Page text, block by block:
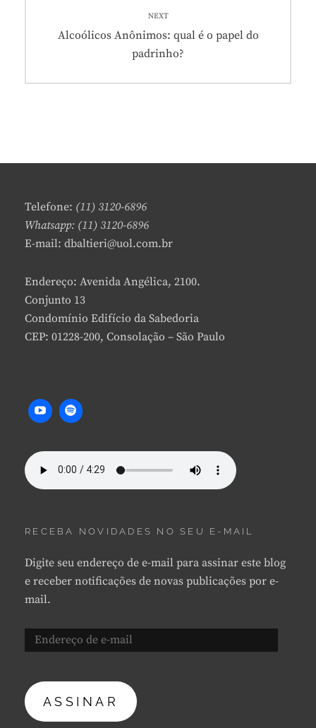
NEXT
Next
Alcoólicos Anônimos: qual é o papel do
padrinho?
Telefone: (11) 3120-6896
Whatsapp: (11) 3120-6896
E-mail: dbaltieri@uol.com.br
Endereço: Avenida Angélica, 2100.
Conjunto 13
Condomínio Edifício da Sabedoria
CEP: 01228-200, Consolação – São Paulo
RECEBA NOVIDADES NO SEU E-MAIL
Digite seu endereço de e-mail para assinar este blog
e receber notificações de novas publicações por e-
mail.
Endereço
de
mail
ASSINAR